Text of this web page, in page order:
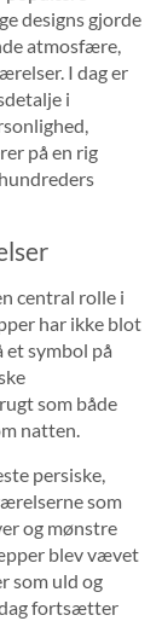
designs gjorde
atmosfære,
I dag er
i
på en rig
central rolle i
har ikke blot
symbol på
som både
natten.
persiske,
som
og mønstre
blev vævet
som uld og
dag fortsætter